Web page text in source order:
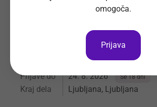
Referent v prodaji-tehnični
sodelavec (m/ž)
Iščemo tehničnega sodelavca m/ž v
Prijave do 24. 8. 2026 Še 18 dni
Kraj dela Ljubljana, Ljubljana